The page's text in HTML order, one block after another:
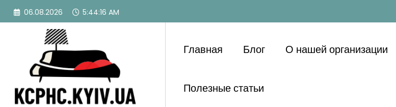
Перейти
содержимому
06.08.2026 5:44:16 AM
Главная Блог О нашей организации
Полезные статьи